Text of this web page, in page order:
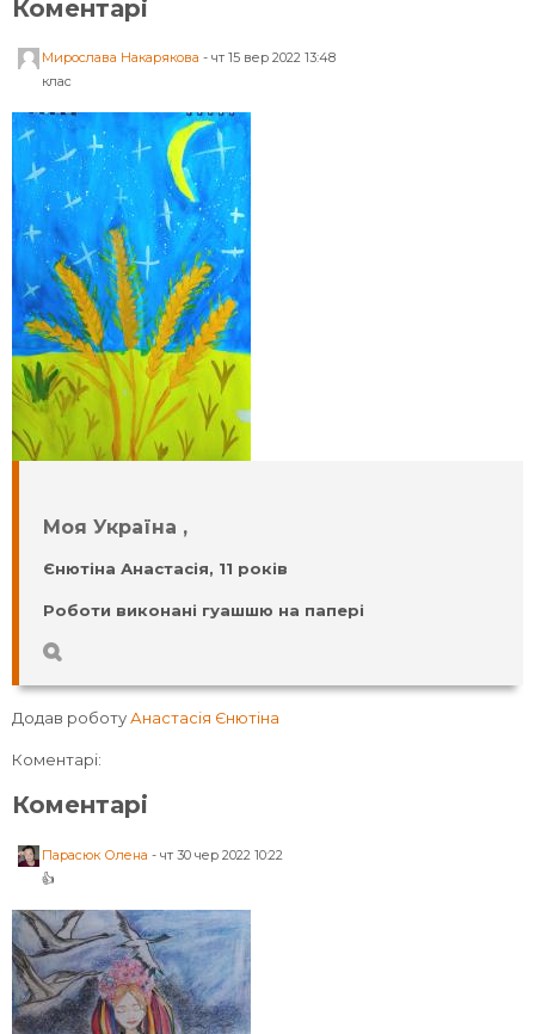
Коментарі
Мирослава Накарякова -чт 15 вер 2022 13:48
клас
Моя Україна ,
Єнютіна Анастасія, 11 років
Роботи виконані гуашшю на папері
Додав роботуАнастасія Єнютіна
Коментарі:
Коментарі
Парасюк Олена -чт 30 чер 2022 10:22
👍